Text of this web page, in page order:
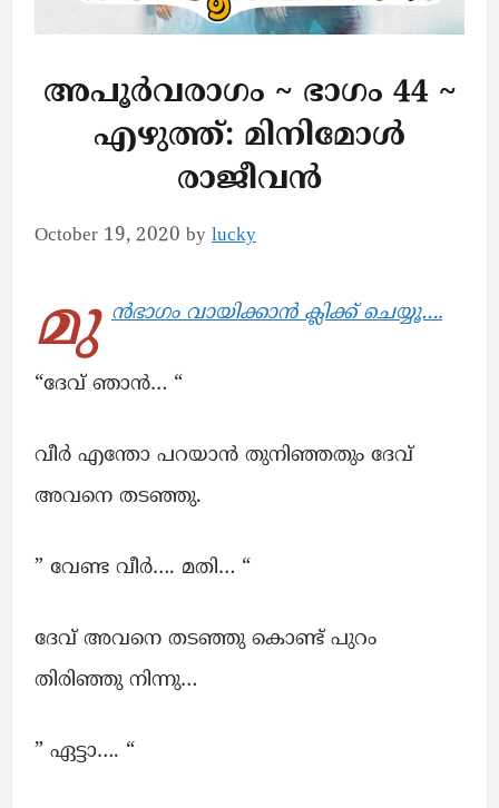
അപൂര്‍വരാഗം ~ ഭാഗം 44 ~
എഴുത്ത്: മിനിമോൾ
രാജീവൻ
October 19, 2020 by lucky
മു ൻഭാഗം വായിക്കാൻ ക്ലിക്ക് ചെയ്യൂ….
“ദേവ് ഞാന്‍… “
വീർ എന്തോ പറയാന്‍ തുനിഞ്ഞതും ദേവ്
അവനെ തടഞ്ഞു.
” വേണ്ട വീർ…. മതി… “
ദേവ് അവനെ തടഞ്ഞു കൊണ്ട് പുറം
തിരിഞ്ഞു നിന്നു…
” ഏട്ടാ…. “